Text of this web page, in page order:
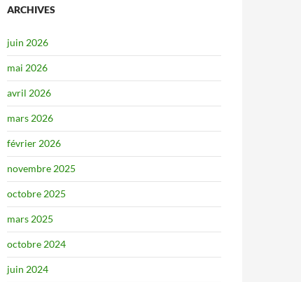
ARCHIVES
juin 2026
mai 2026
avril 2026
mars 2026
février 2026
novembre 2025
octobre 2025
mars 2025
octobre 2024
juin 2024